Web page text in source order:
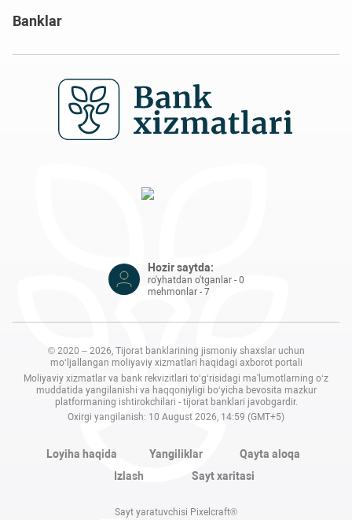
Banklar
Hozir saytda:
ro'yhatdan o'tganlar - 0
mehmonlar - 7
© 2020 – 2026, Tijorat banklarining jismoniy shaxslar uchun
mo‘ljallangan moliyaviy xizmatlari haqidagi axborot portali
Moliyaviy xizmatlar va bank rekvizitlari to‘g‘risidagi ma'lumotlarning o‘z
muddatida yangilanishi va haqqoniyligi bo‘yicha bevosita mazkur
platformaning ishtirokchilari - tijorat banklari javobgardir.
Oxirgi yangilanish: 10 August 2026, 14:59 (GMT+5)
Loyiha haqida Yangiliklar
Qayta aloqa
Izlash
Sayt xaritasi
Sayt yaratuvchisi Pixelcraft®